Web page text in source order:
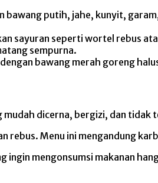
putih, jahe, kunyit,
sayuran seperti wortel rebus
sempurna.
bawang merah goreng
dicerna, bergizi, dan tidak
rebus. Menu ini mengandung
ingin mengonsumsi makanan